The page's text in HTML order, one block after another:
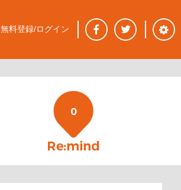
0
無料登録/ログイン